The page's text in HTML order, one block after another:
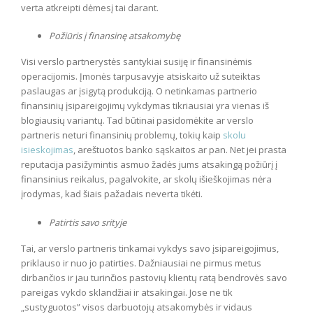
verta atkreipti dėmesį tai darant.
Požiūris į finansinę atsakomybę
Visi verslo partnerystės santykiai susiję ir finansinėmis
operacijomis. Įmonės tarpusavyje atsiskaito už suteiktas
paslaugas ar įsigytą produkciją. O netinkamas partnerio
finansinių įsipareigojimų vykdymas tikriausiai yra vienas iš
blogiausių variantų. Tad būtinai pasidomėkite ar verslo
partneris neturi finansinių problemų, tokių kaip skolu
isieskojimas, areštuotos banko sąskaitos ar pan. Net jei prasta
reputacija pasižymintis asmuo žadės jums atsakingą požiūrį į
finansinius reikalus, pagalvokite, ar skolų išieškojimas nėra
įrodymas, kad šiais pažadais neverta tikėti.
Patirtis savo srityje
Tai, ar verslo partneris tinkamai vykdys savo įsipareigojimus,
priklauso ir nuo jo patirties. Dažniausiai ne pirmus metus
dirbančios ir jau turinčios pastovių klientų ratą bendrovės savo
pareigas vykdo sklandžiai ir atsakingai. Jose ne tik
„sustyguotos” visos darbuotojų atsakomybės ir vidaus